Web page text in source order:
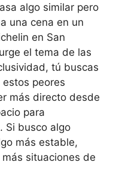
algo similar pero
una cena en un
en San
el tema de las
tú buscas
peores
más directo desde
para
Si busco algo
más estable,
situaciones de